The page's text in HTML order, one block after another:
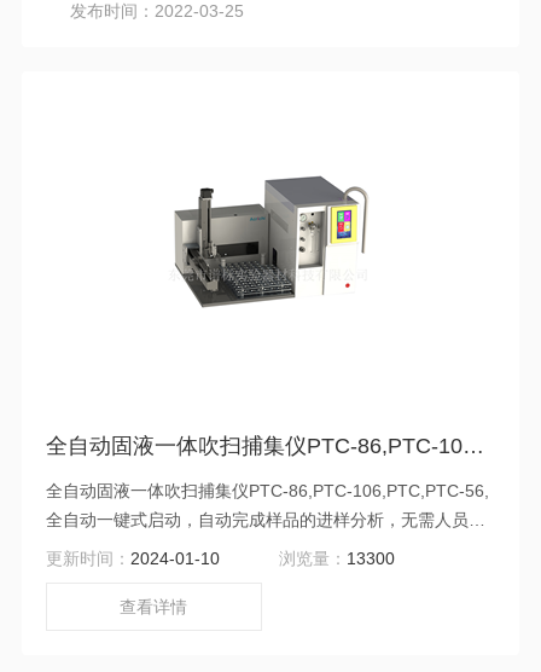
发布时间：2022-03-25
全自动固液一体吹扫捕集仪PTC-86,PTC-106,PTC,PTC-56
全自动固液一体吹扫捕集仪PTC-86,PTC-106,PTC,PTC-56,
全自动一键式启动，自动完成样品的进样分析，无需人员值
守;可对土壤、饮用水和废水等多种类型固、液体样品进行吹
更新时间： 2024-01-10 浏览量： 13300
查看详情